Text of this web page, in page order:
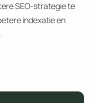
SEO-strategie te
indexatie en